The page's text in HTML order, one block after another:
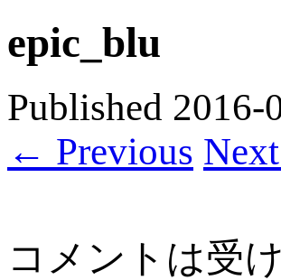
epic_blu
Published 2016-
← Previous
コメントは受